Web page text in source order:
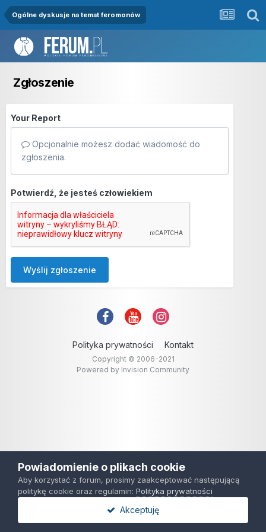
Ogólne dyskusje na temat feromonów
Zgłoszenie
Your Report
Opcjonalnie możesz dodać wiadomość do
zgłoszenia.
Potwierdź, że jesteś człowiekiem
Wyślij zgłoszenie
Polityka prywatności Kontakt
Copyright © 2006-2021
Powered by Invision Community
Powiadomienie o plikach cookie
Aby korzystać z forum, prosimy zaakceptować następującą
politykę cookie oraz regulamin: Polityka prywatności
Akceptuję